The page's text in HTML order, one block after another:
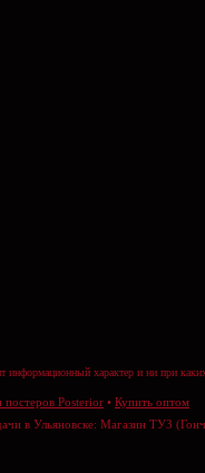
информационный характер и ни при
постеров Posterior • Купить оптом
в Ульяновске: Магазин ТУЗ